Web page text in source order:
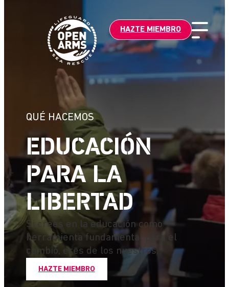
HAZTE MIEMBRO
QUÉ HACEMOS
EDUCACIÓN
PARA LA
LIBERTAD
Si crees en la educación como
herramienta fundamental para el
cambio, eres de los nuestros.
HAZTE MIEMBRO